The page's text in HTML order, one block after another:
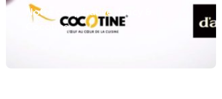
Notre coopérative daucy &
Cocotine